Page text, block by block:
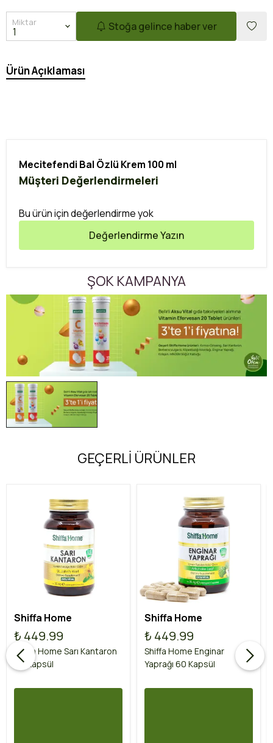
Miktar Stoğa gelince haber ver
Ürün Açıklaması
Mecitefendi Bal Özlü Krem 100 ml
Müşteri Değerlendirmeleri
Bu ürün için değerlendirme yok
Değerlendirme Yazın
ŞOK KAMPANYA
GEÇERLİ ÜRÜNLER
Shiffa Home
₺ 449.99
Shiffa Home Sarı Kantaron
60 Kapsül
Shiffa Home
₺ 449.99
Shiffa Home Enginar
Yaprağı 60 Kapsül